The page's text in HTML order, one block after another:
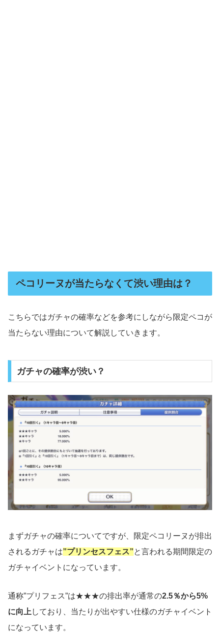
ペコリーヌが当たらなくて渋い理由は？
こちらではガチャの確率などを参考にしながら限定ペコが
当たらない理由について解説していきます。
ガチャの確率が渋い？
まずガチャの確率についてですが、限定ペコリーヌが排出
されるガチャは”プリンセスフェス”と言われる期間限定の
ガチャイベントになっています。
通称”プリフェス”は★★★の排出率が通常の2.5％から5%
に向上 しており、当たりが出やすい仕様のガチャイベント
になっています。